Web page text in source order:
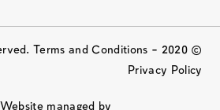
© 2020 All Rights Reserved. Terms and Conditions –
Privacy Policy
Website managed by